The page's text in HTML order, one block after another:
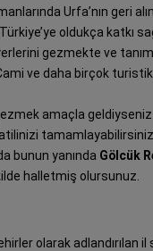
Urfa’nın geri
oldukça katkı
gezmekte ve
ve daha birçok
amaçla
bunun yanında Gölcük
halletmiş olursunuz.
olarak adlandırılan